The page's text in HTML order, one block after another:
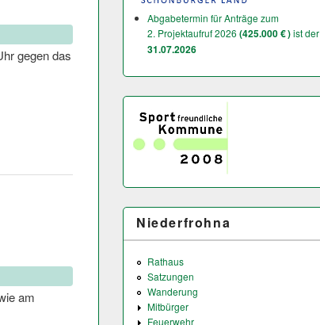
gegen das
am
Abgabetermin für Anträge zum
2. Projektaufruf 2026 (425.000 € )ist der
31.07.2026
Niederfrohna
Rathaus
Satzungen
Wanderung
Mitbürger
Feuerwehr